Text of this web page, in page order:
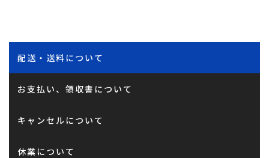
配送・送料について
お支払い、領収書について
キャンセルについて
休業について